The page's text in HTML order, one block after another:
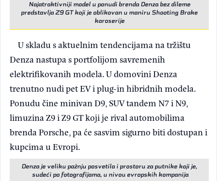
Najatraktivniji model u ponudi brenda Denza bez dileme
predstavlja Z9 GT koji je oblikovan u maniru Shooting Brake
karoserije
U skladu s aktuelnim tendencijama na tržištu
Denza nastupa s portfolijom savremenih
elektrifikovanih modela. U domovini Denza
trenutno nudi pet EV i plug-in hibridnih modela.
Ponudu čine minivan D9, SUV tandem N7 i N9,
limuzina Z9 i Z9 GT koji je rival automobilima
brenda Porsche, pa će sasvim sigurno biti dostupan i
kupcima u Evropi.
Denza je veliku pažnju posvetila i prostoru za putnike koji je,
sudeći po fotografijama, u nivou evropskih kompanija